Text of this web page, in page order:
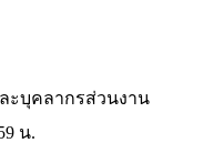
ะบุคลากรส่วนงาน
น.